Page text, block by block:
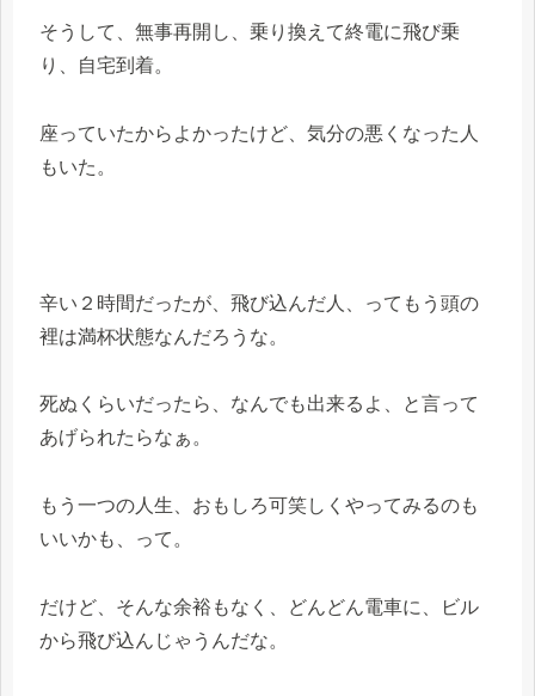
そうして、無事再開し、乗り換えて終電に飛び乗
り、自宅到着。
座っていたからよかったけど、気分の悪くなった人
もいた。
辛い２時間だったが、飛び込んだ人、ってもう頭の
裡は満杯状態なんだろうな。
死ぬくらいだったら、なんでも出来るよ、と言って
あげられたらなぁ。
もう一つの人生、おもしろ可笑しくやってみるのも
いいかも、って。
だけど、そんな余裕もなく、どんどん電車に、ビル
から飛び込んじゃうんだな。